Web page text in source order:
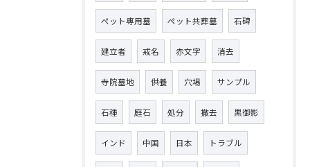
ペット専用墓 ペット共葬墓 石碑
建立者 戒名 赤文字 消去
寺院墓地 供養 穴場 サンプル
石種 庭石 処分 撤去 黒御影
インド 中国 日本 トラブル